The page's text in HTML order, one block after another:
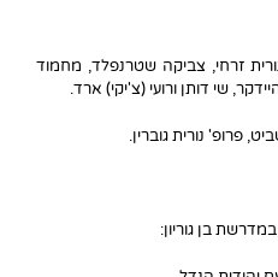
זרחי, צביקה שטרנפלד, מחמוד
שי דותן ורועי (צ'יקי) ארד.
פרופ' נורית גוברין.